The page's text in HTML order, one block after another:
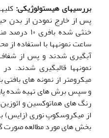
بررسی­های هیستولوژیکی:
پس از خارج نمودن از بدن
ساعت نمونه­ها با استفاده از
آبگیری شدند و پس از شفاف
میکرومتر از نمونه های
و سپس برش های تهیه شده
رنگ های هماتوکسین و
از میکروسکوپ نوری
بخش های مورد مطالعه صورت